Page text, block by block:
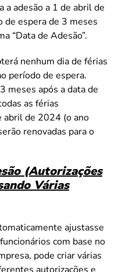
a adesão a 1 de abril de
espera de 3 meses
“Data de Adesão”.
nenhum dia de férias
período de espera.
meses após a data de
as férias
abril de 2024 (o ano
renovadas para o
(Autorizações
Várias
ajustasse
com base no
pode criar várias